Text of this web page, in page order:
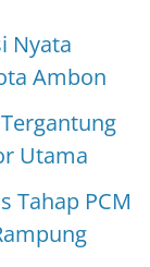
Nyata
Ambon
Utama
Tahap PCM